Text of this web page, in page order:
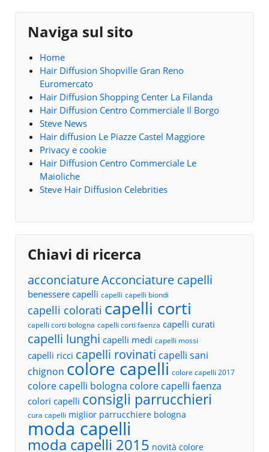
Naviga sul sito
Home
Hair Diffusion Shopville Gran Reno
Euromercato
Hair Diffusion Shopping Center La Filanda
Hair Diffusion Centro Commerciale Il Borgo
Steve News
Hair diffusion Le Piazze Castel Maggiore
Privacy e cookie
Hair Diffusion Centro Commerciale Le
Maioliche
Steve Hair Diffusion Celebrities
Chiavi di ricerca
acconciatureAcconciature capelli
benessere capelli capelli capelli biondi
capelli colorati capelli corti
capelli corti bologna capelli corti faenza capelli curati
capelli lunghi capelli medi capelli mossi
capelli ricci capelli rovinati capelli sani
chignon colore capelli colore capelli 2017
colore capelli bologna colore capelli faenza
colori capelli consigli parrucchieri
cura capelli miglior parrucchiere bologna
moda capelli
moda capelli 2015 novità colore